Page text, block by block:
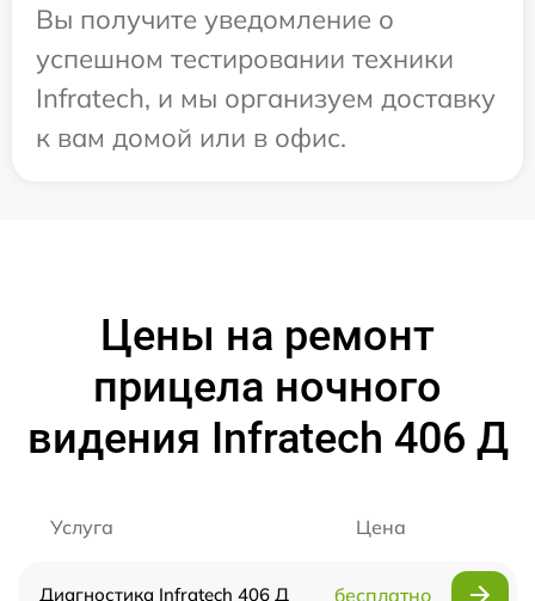
Вы получите уведомление о
успешном тестировании техники
Infratech, и мы организуем доставку
к вам домой или в офис.
Цены на ремонт
прицела ночного
видения Infratech 406 Д
Услуга Цена
Диагностика Infratech 406 Д бесплатно